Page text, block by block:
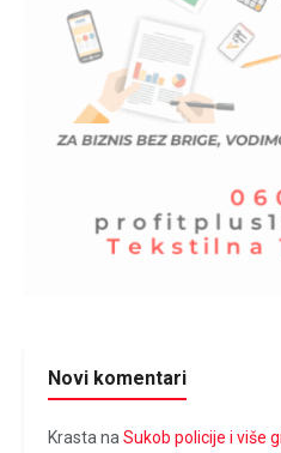
Novi komentari
KrastanaSukob policije i više